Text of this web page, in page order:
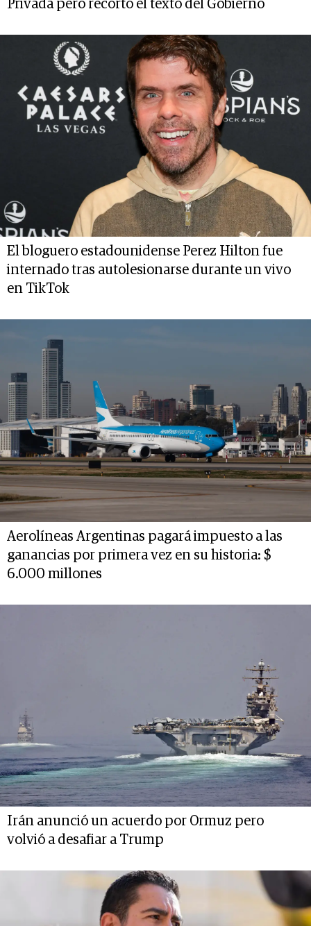
Privada pero recortó el texto del Gobierno
El bloguero estadounidense Perez Hilton fue
internado tras autolesionarse durante un vivo
en TikTok
Aerolíneas Argentinas pagará impuesto a las
ganancias por primera vez en su historia: $
6.000 millones
Irán anunció un acuerdo por Ormuz pero
volvió a desafiar a Trump